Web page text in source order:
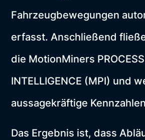
Fahrzeugbewegungen
erfasst. Anschließend
die MotionMiners PROCESS
INTELLIGENCE (MPI) und
aussagekräftige
Das Ergebnis ist, dass